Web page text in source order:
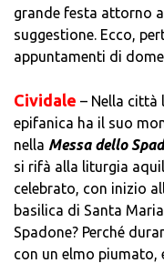
grande festa attorno
suggestione. Ecco,
appuntamenti di
Cividale – Nella città
epifanica ha il suo
nella Messa dello
si rifà alla liturgia
celebrato, con inizio
basilica di Santa
Spadone? Perché
con un elmo piumato,